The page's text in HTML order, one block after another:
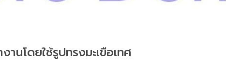
านโดยใช้รูปทรงมะเขือเทศ